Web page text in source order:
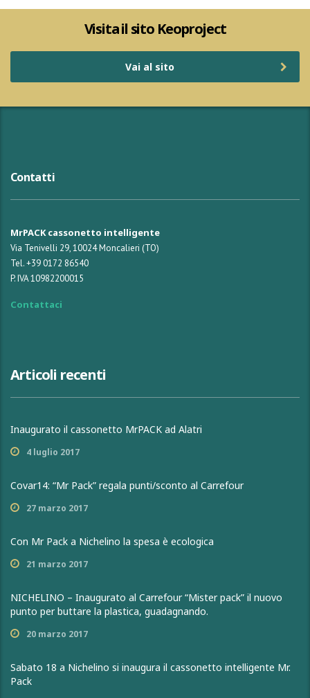
Visita il sito Keoproject
Vai al sito
Contatti
MrPACK cassonetto intelligente
Via Tenivelli 29, 10024 Moncalieri (TO)
Tel. +39 0172 86540
P. IVA 10982200015
Contattaci
Articoli recenti
Inaugurato il cassonetto MrPACK ad Alatri
4 luglio 2017
Covar14: “Mr Pack” regala punti/sconto al Carrefour
27 marzo 2017
Con Mr Pack a Nichelino la spesa è ecologica
21 marzo 2017
NICHELINO – Inaugurato al Carrefour “Mister pack” il nuovo
punto per buttare la plastica, guadagnando.
20 marzo 2017
Sabato 18 a Nichelino si inaugura il cassonetto intelligente Mr.
Pack